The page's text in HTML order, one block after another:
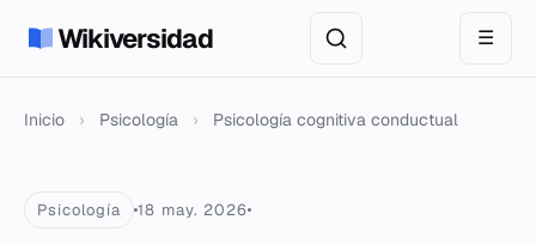
Wikiversidad ☰
Inicio › Psicología › Psicología cognitiva conductual
Psicología 18 may. 2026